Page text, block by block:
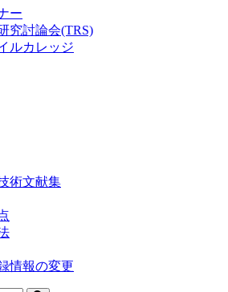
ー
究討論会(TRS)
ルカレッジ
術文献集
情報の変更